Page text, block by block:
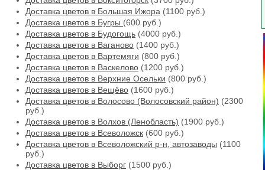
Доставка цветов в Большая Ижора (1100 руб.)
Доставка цветов в Бугры (600 руб.)
Доставка цветов в Будогощь (4000 руб.)
Доставка цветов в Ваганово (1400 руб.)
Доставка цветов в Вартемяги (800 руб.)
Доставка цветов в Васкелово (1200 руб.)
Доставка цветов в Верхние Осельки (800 руб.)
Доставка цветов в Вещёво (1600 руб.)
Доставка цветов в Волосово (Волосовский район) (2300
руб.)
Доставка цветов в Волхов (Ленобласть) (1900 руб.)
Доставка цветов в Всеволожск (600 руб.)
Доставка цветов в Всеволожский р-н, автозаводы (1100
руб.)
Доставка цветов в Выборг (1500 руб.)